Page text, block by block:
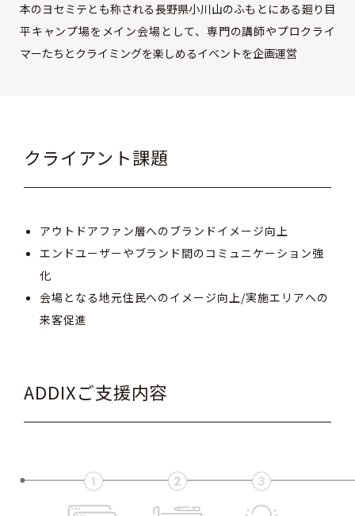
本のヨセミテとも称される長野県小川山のふもとにある廻り目
平キャンプ場をメイン会場として、専門の講師やプロクライ
マーたちとクライミングを楽しめるイベントを企画運営
クライアント課題
アウトドアファン層へのブランドイメージ向上
エンドユーザーやブランド間のコミュニケーション強
化
会場となる地元住民へのイメージ向上/実施エリアへの
来客促進
ADDIXご支援内容